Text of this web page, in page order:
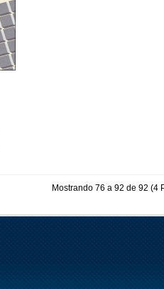
Mostrando 76 a 92 de 92 (4